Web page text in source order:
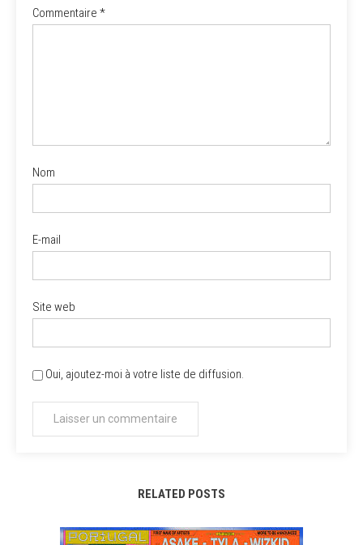
Commentaire *
Nom
E-mail
Site web
Oui, ajoutez-moi à votre liste de diffusion.
RELATED POSTS